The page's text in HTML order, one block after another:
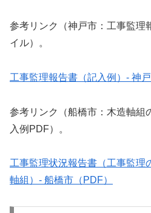
参考リンク（神戸市：工事監理
イル）。
工事監理報告書（記入例）- 神
参考リンク（船橋市：木造軸組
入例PDF）。
工事監理状況報告書（工事監理
軸組）- 船橋市（PDF）